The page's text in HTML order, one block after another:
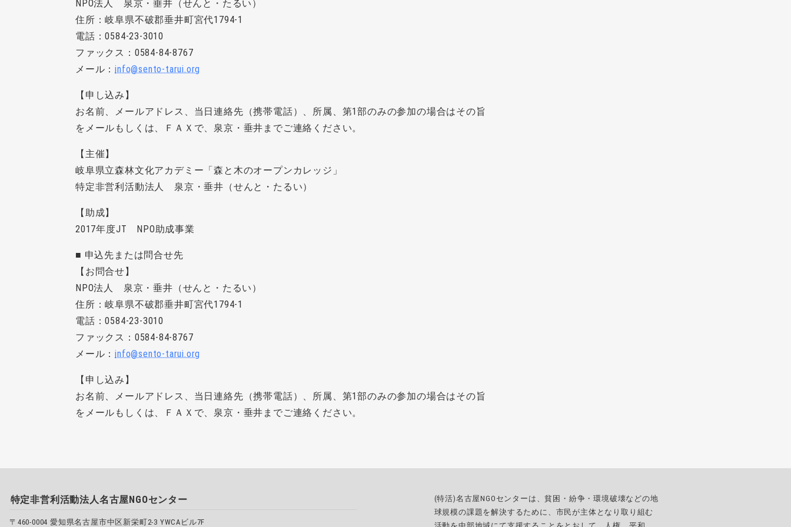
NPO法人 泉京・垂井（せんと・たるい）
住所：岐阜県不破郡垂井町宮代1794-1
電話：0584-23-3010
ファックス：0584-84-8767
メール：info@sento-tarui.org
【申し込み】
お名前、メールアドレス、当日連絡先（携帯電話）、所属、第1部のみの参加の場合はその旨
をメールもしくは、ＦＡＸで、泉京・垂井までご連絡ください。
【主催】
岐阜県立森林文化アカデミー「森と木のオープンカレッジ」
特定非営利活動法人 泉京・垂井（せんと・たるい）
【助成】
2017年度JT NPO助成事業
■ 申込先または問合せ先
【お問合せ】
NPO法人 泉京・垂井（せんと・たるい）
住所：岐阜県不破郡垂井町宮代1794-1
電話：0584-23-3010
ファックス：0584-84-8767
メール：info@sento-tarui.org
【申し込み】
お名前、メールアドレス、当日連絡先（携帯電話）、所属、第1部のみの参加の場合はその旨
をメールもしくは、ＦＡＸで、泉京・垂井までご連絡ください。
特定非営利活動法人名古屋NGOセンター
〒460-0004 愛知県名古屋市中区新栄町2-3 YWCAビル7F
(特活)名古屋NGOセンターは、貧困・紛争・環境破壊などの地
球規模の課題を解決するために、市民が主体となり取り組む